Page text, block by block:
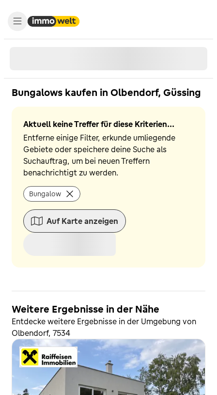
Bungalows kaufen in Olbendorf, Güssing
Aktuell keine Treffer für diese Kriterien...
Entferne einige Filter, erkunde umliegende
Gebiete oder speichere deine Suche als
Suchauftrag, um bei neuen Treffern
benachrichtigt zu werden.
Bungalow
Auf Karte anzeigen
Weitere Ergebnisse in der Nähe
Entdecke weitere Ergebnisse in der Umgebung von
Olbendorf, 7534